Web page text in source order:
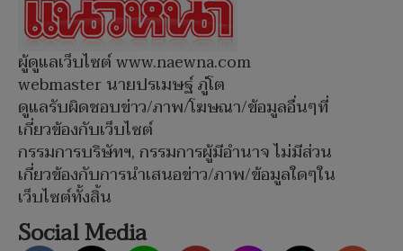
ผู้ดูแลเว็บไซต์ www.naewna.com
webmaster นายปรเมษฐ์ ภู่โต
ดูแลรับผิดชอบข่าว/ภาพ/โฆษณา/ข้อมูลอื่นๆที่
เกี่ยวข้องกับเว็บไซต์
กรรมการบริษัทฯ, กรรมการผู้มีอำนาจ ไม่มีส่วน
เกี่ยวข้องกับการนำเสนอข่าว/ภาพ/ข้อมูลใดๆใน
เว็บไซต์ทั้งสิ้น
Social Media